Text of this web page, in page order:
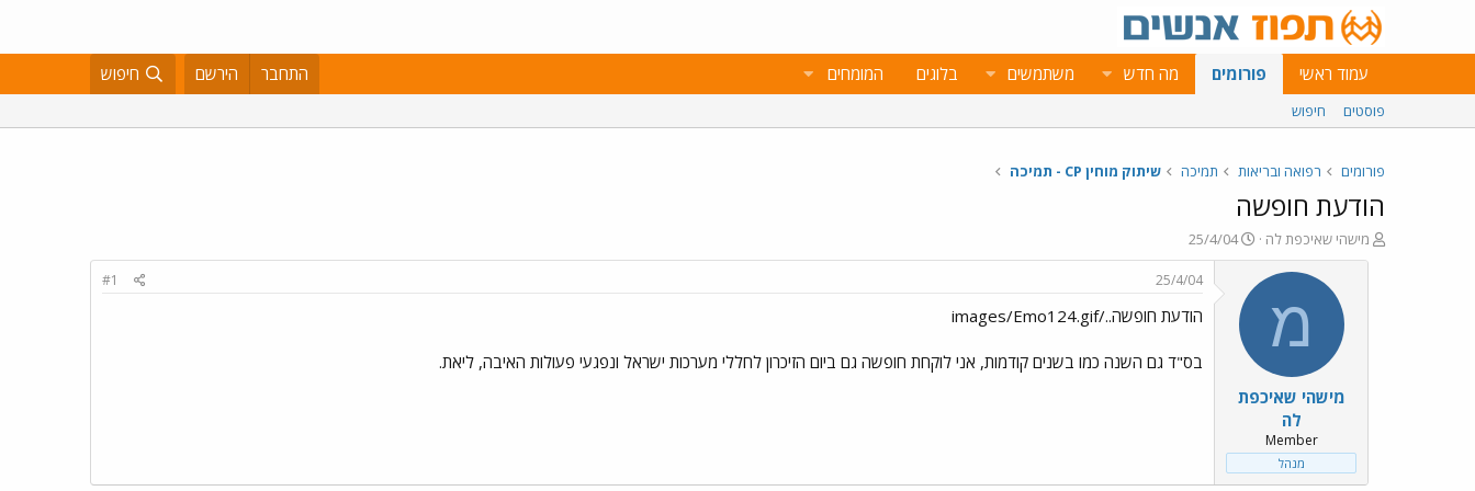
עמוד ראשי פורומים מה חדש משתמשים בלוגים המומחים התחבר הירשם חיפוש
פוסטים חיפוש
פורומים רפואה ובריאות תמיכה שיתוק מוחין CP - תמיכה
הודעת חופשה
פ
ו
מישהי שאיכפת לה
פ
ו
25/4/04
מ
מישהי שאיכפת
לה
Member
מנהל
25/4/04
#1
הודעת חופשה../images/Emo124.gif
בס"ד גם השנה כמו בשנים קודמות, אני לוקחת חופשה גם ביום הזיכרון לחללי מערכות ישראל ונפגעי פעולות האיבה, ליאת.